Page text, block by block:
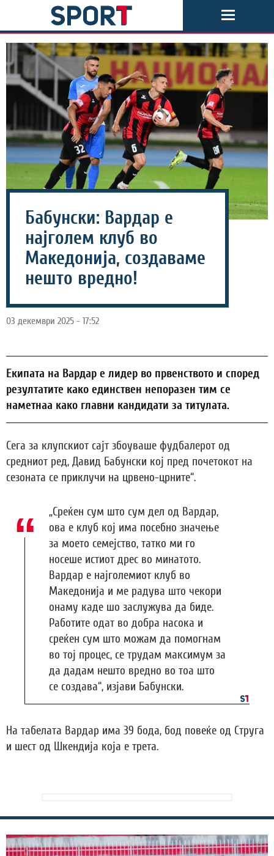
Бабунски: Вардар е
најголем клуб во
Македонија, создаваме
нешто вредно!
03 декември 2025 - 17:52
Eкипата на Вардар е лидер во првенството и според
резултатите како единствен непоразен тим се
наметнаа како главни кандидати за титулата.
Сега за клупскиот сајт збоуваше фудбалерот од
средниот ред, Давид Бабунски кој пред почетокот на
сезоната се приклучи на црвено-црните“.
„Среќен сум што сум дел од Вардар,
ова е клуб кој има посебно значење
за моето семејство, татко ми го
носеше истиот дрес во минатото.
Вардар е најголемиот клуб во
Македонија и ме радува што чекори
онаму каде шо заслужува да биде.
Работите одат во добра насока и
среќен сум што можам да помогнам
во тој процес, се трудам максимум за
да дадам нешто вредно во тоа што
се создава“, изјави Бабунски.
На табелата Вардар има 39 бода, бод повеќе од Струга
и шест од Шкендија која е трета.